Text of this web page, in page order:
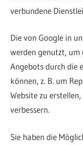
verbundene
Die von Google in
werden genutzt, um
Angebots durch die
können, z. B. um
Website zu
verbessern.
Sie haben die